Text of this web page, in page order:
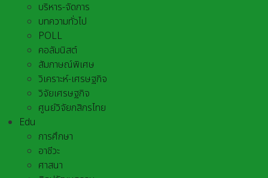
บริหาร-จัดการ
บทความทั่วไป
POLL
คอลัมนิสต์
สัมภาษณ์พิเศษ
วิเคราะห์-เศรษฐกิจ
วิจัยเศรษฐกิจ
ศูนย์วิจัยกสิกรไทย
Edu
การศึกษา
อาชีวะ
ศาสนา